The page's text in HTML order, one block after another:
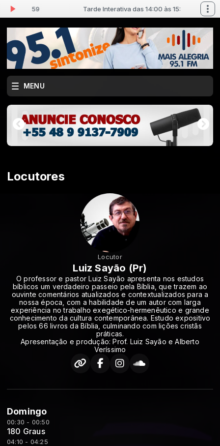
às 15:59 Tarde Interativa das 14:00 às 15:59
MENU
Locutores
Locutor
Luiz Sayão (Pr)
O professor e pastor Luiz Sayão apresenta nos estudos
bíblicos um verdadeiro passeio pela Bíblia, que trazem ao
ouvinte comentários atualizados e contextualizados para a
nossa época, com a habilidade de um autor com larga
experiência no trabalho exegético-hermenêutico e grande
conhecimento da cultura contemporânea. Estudo expositivo
pelos 66 livros da Bíblia, culminando com lições cristãs
práticas.
Apresentação e produção: Prof. Luiz Sayão e Alberto
Veríssimo
Domingo
00:30 - 00:50
180 Graus
04:10 - 04:25